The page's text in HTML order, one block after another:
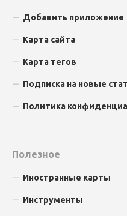
Добавить приложение
Карта сайта
Карта тегов
Подписка на новые
Политика
Полезное
Иностранные карты
Инструменты